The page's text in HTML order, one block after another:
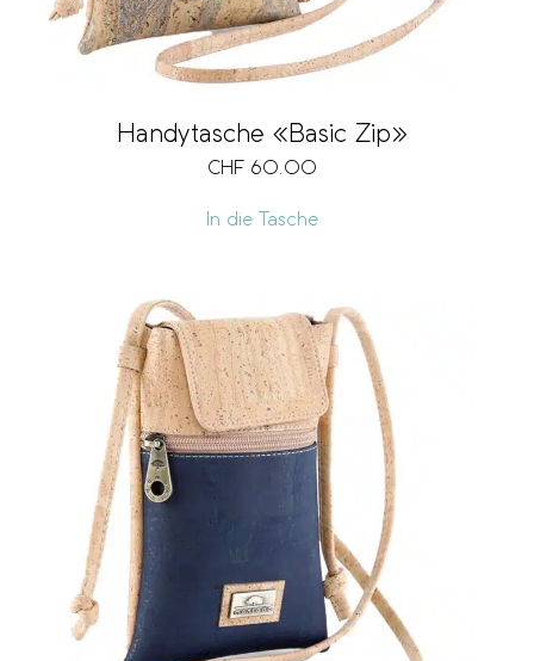
Notenfach
Münzfach
Fach für Mobiltelefon
Handytasche «Basic Zip»
CHF 60.00
In die Tasche